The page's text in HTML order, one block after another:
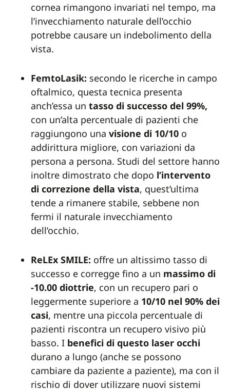
cornea rimangono invariati nel tempo, ma
l’invecchiamento naturale dell’occhio
potrebbe causare un indebolimento della
vista.
FemtoLasik: secondo le ricerche in campo
oftalmico, questa tecnica presenta
anch’essa un tasso di successo del 99%,
con un’alta percentuale di pazienti che
raggiungono una visione di 10/10 o
addirittura migliore, con variazioni da
persona a persona. Studi del settore hanno
inoltre dimostrato che dopo l’intervento
di correzione della vista, quest’ultima
tende a rimanere stabile, sebbene non
fermi il naturale invecchiamento
dell’occhio.
ReLEx SMILE: offre un altissimo tasso di
successo e corregge fino a un massimo di
-10.00 diottrie, con un recupero pari o
leggermente superiore a 10/10 nel 90% dei
casi, mentre una piccola percentuale di
pazienti riscontra un recupero visivo più
basso. I benefici di questo laser occhi
durano a lungo (anche se possono
cambiare da paziente a paziente), ma con il
rischio di dover utilizzare nuovi sistemi